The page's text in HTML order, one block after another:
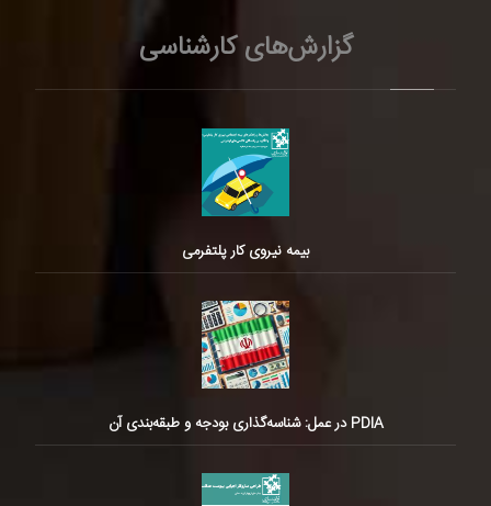
گزارش‌های کارشناسی
بیمه نیروی کار پلتفرمی
PDIA در عمل: شناسه‌گذاری بودجه و طبقه‌بندی آن